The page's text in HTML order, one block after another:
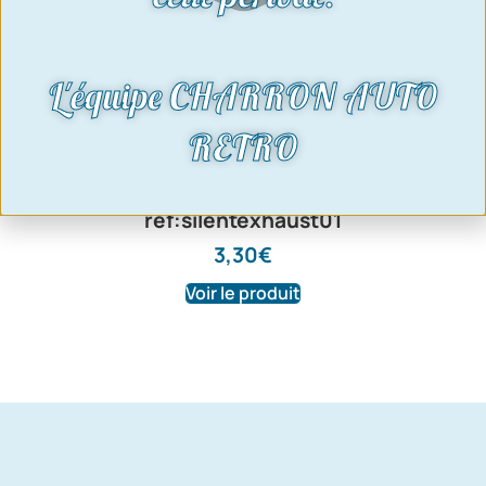
ref:silentexhaust01
3,30€
Voir le produit
L'équipe CHARRON AUTO
RETRO